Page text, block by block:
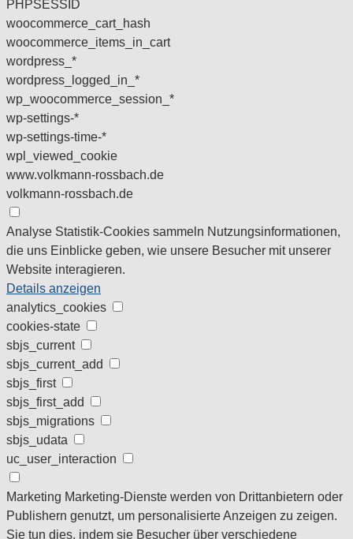
PHPSESSID
woocommerce_cart_hash
woocommerce_items_in_cart
wordpress_*
wordpress_logged_in_*
wp_woocommerce_session_*
wp-settings-*
wp-settings-time-*
wpl_viewed_cookie
www.volkmann-rossbach.de
volkmann-rossbach.de
Analyse Statistik-Cookies sammeln Nutzungsinformationen,
die uns Einblicke geben, wie unsere Besucher mit unserer
Website interagieren.
Details anzeigen
analytics_cookies
cookies-state
sbjs_current
sbjs_current_add
sbjs_first
sbjs_first_add
sbjs_migrations
sbjs_udata
uc_user_interaction
Marketing Marketing-Dienste werden von Drittanbietern oder
Publishern genutzt, um personalisierte Anzeigen zu zeigen.
Sie tun dies, indem sie Besucher über verschiedene